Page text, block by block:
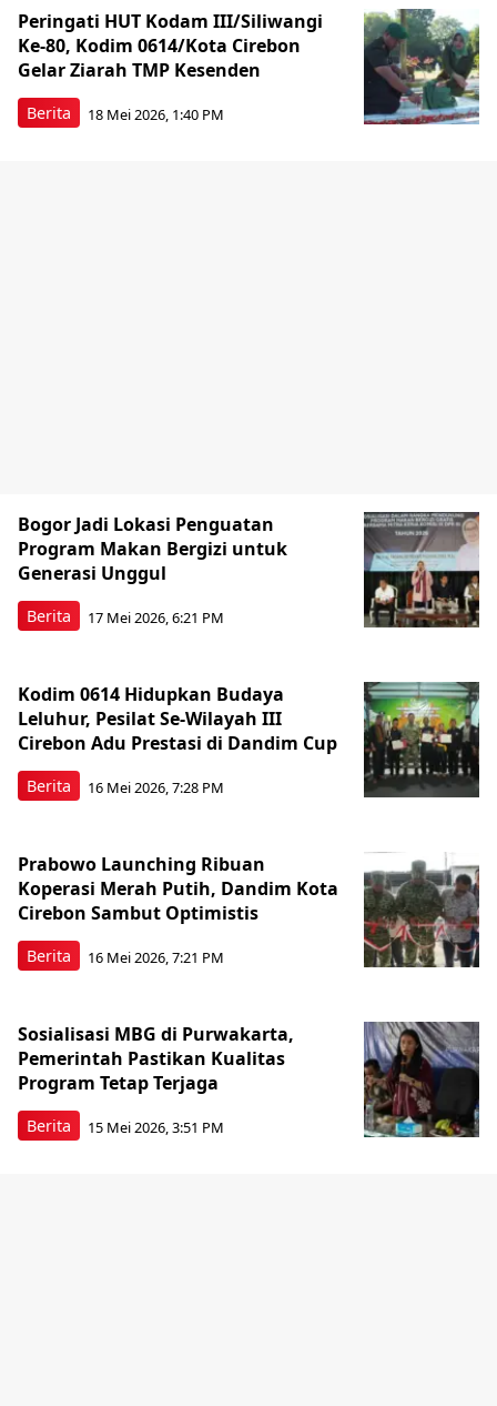
Berita
Peringati HUT Kodam III/Siliwangi
Ke-80, Kodim 0614/Kota Cirebon
Gelar Ziarah TMP Kesenden
18 Mei 2026, 1:40 PM
Berita
Bogor Jadi Lokasi Penguatan
Program Makan Bergizi untuk
Generasi Unggul
17 Mei 2026, 6:21 PM
Berita
Kodim 0614 Hidupkan Budaya
Leluhur, Pesilat Se-Wilayah III
Cirebon Adu Prestasi di Dandim Cup
16 Mei 2026, 7:28 PM
Berita
Prabowo Launching Ribuan
Koperasi Merah Putih, Dandim Kota
Cirebon Sambut Optimistis
16 Mei 2026, 7:21 PM
Berita
Sosialisasi MBG di Purwakarta,
Pemerintah Pastikan Kualitas
Program Tetap Terjaga
15 Mei 2026, 3:51 PM